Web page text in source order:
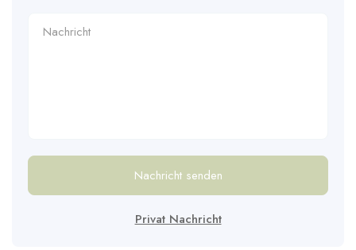
Nachricht senden
Privat Nachricht